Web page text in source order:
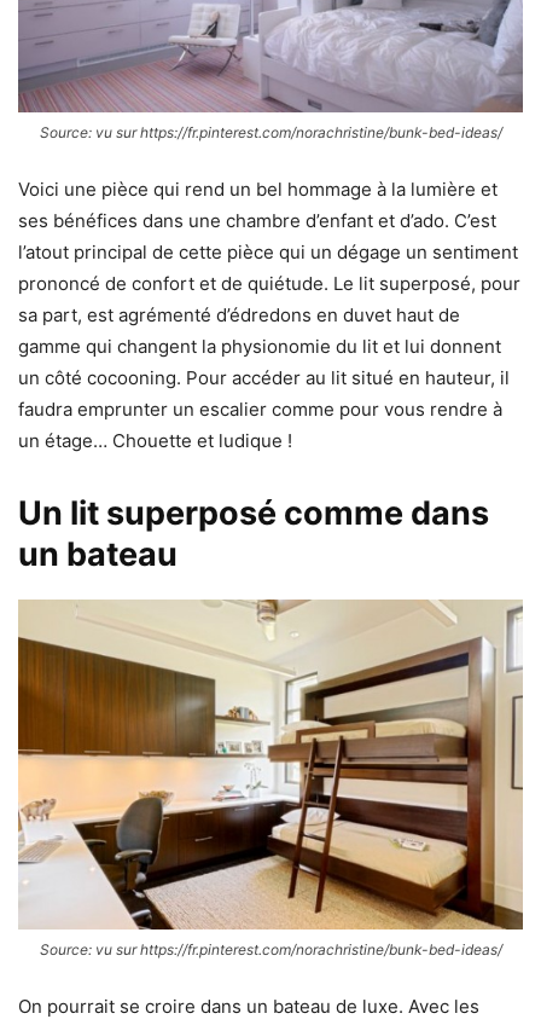
Source: vu sur https://fr.pinterest.com/norachristine/bunk-bed-ideas/
Voici une pièce qui rend un bel hommage à la lumière et
ses bénéfices dans une chambre d’enfant et d’ado. C’est
l’atout principal de cette pièce qui un dégage un sentiment
prononcé de confort et de quiétude. Le lit superposé, pour
sa part, est agrémenté d’édredons en duvet haut de
gamme qui changent la physionomie du lit et lui donnent
un côté cocooning. Pour accéder au lit situé en hauteur, il
faudra emprunter un escalier comme pour vous rendre à
un étage… Chouette et ludique !
Un lit superposé comme dans
un bateau
Source: vu sur https://fr.pinterest.com/norachristine/bunk-bed-ideas/
On pourrait se croire dans un bateau de luxe. Avec les